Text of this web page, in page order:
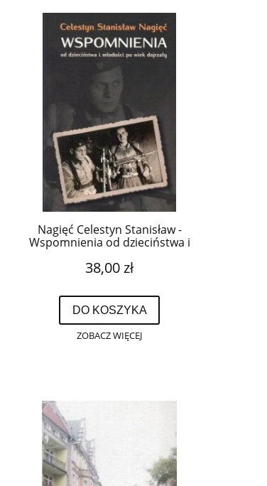
Nagięć Celestyn Stanisław -
Wspomnienia od dzieciństwa i
38,00 zł
DO KOSZYKA
ZOBACZ WIĘCEJ